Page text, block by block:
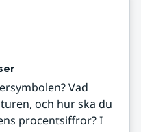
Vad
och hur ska du
procentsiffror? I